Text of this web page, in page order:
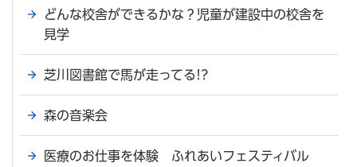
どんな校舎ができるかな？児童が建設中の校舎を
見学
芝川図書館で馬が走ってる!?
森の音楽会
医療のお仕事を体験 ふれあいフェスティバル